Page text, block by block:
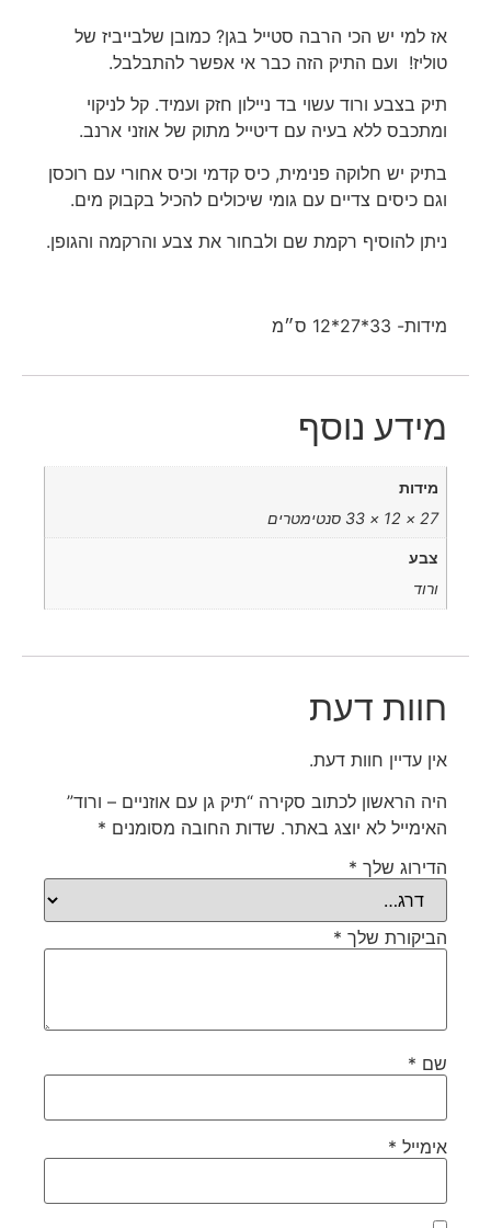
אז למי יש הכי הרבה סטייל בגן? כמובן שלבייביז של
טוליז! ועם התיק הזה כבר אי אפשר להתבלבל.
תיק בצבע ורוד עשוי בד ניילון חזק ועמיד. קל לניקוי
ומתכבס ללא בעיה עם דיטייל מתוק של אוזני ארנב.
בתיק יש חלוקה פנימית, כיס קדמי וכיס אחורי עם רוכסן
וגם כיסים צדיים עם גומי שיכולים להכיל בקבוק מים.
ניתן להוסיף רקמת שם ולבחור את צבע והרקמה והגופן.
מידות- 33*27*12 ס״מ
מידע נוסף
מידות
27 × 12 × 33 סנטימטרים
צבע
ורוד
חוות דעת
אין עדיין חוות דעת.
היה הראשון לכתוב סקירה “תיק גן עם אוזניים – ורוד”
האימייל לא יוצג באתר. שדות החובה מסומנים *
הדירוג שלך *
הביקורת שלך *
שם *
אימייל *